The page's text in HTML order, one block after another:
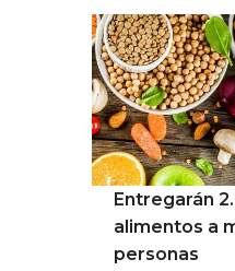
Entregarán
alimentos a
personas